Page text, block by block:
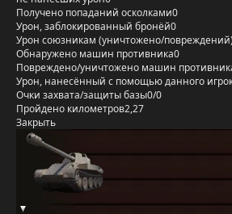
Получено попаданий осколками0
Урон, заблокированный бронёй0
Урон союзникам (уничтожено/повреждений)
Обнаружено машин противника0
Повреждено/уничтожено машин
Урон, нанесённый с помощью данного
Очки захвата/защиты базы0/0
Пройдено километров2,27
Закрыть